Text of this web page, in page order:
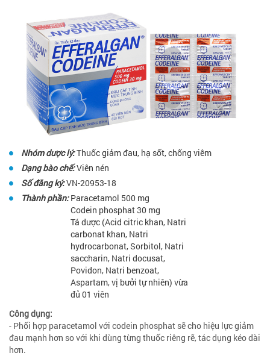
Nhóm dược lý:Thuốc giảm đau, hạ sốt, chống viêm
Dạng bào chế:Viên nén
Số đăng ký:VN-20953-18
Thành phần: Paracetamol 500 mg
Codein phosphat 30 mg
Tá dược (Acid citric khan, Natri
carbonat khan, Natri
hydrocarbonat, Sorbitol, Natri
saccharin, Natri docusat,
Povidon, Natri benzoat,
Aspartam, vị bưởi tự nhiên) vừa
đủ 01 viên
Công dụng:
- Phối hợp paracetamol với codein phosphat sẽ cho hiệu lực giảm
đau mạnh hơn so với khi dùng từng thuốc riêng rẽ, tác dụng kéo dài
hơn.